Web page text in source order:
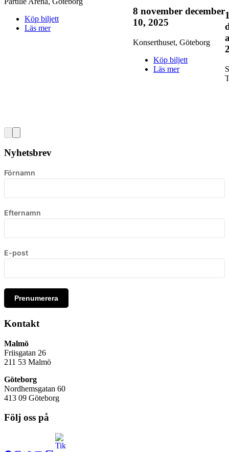
Köp biljett
Läs mer
8 november december
10, 2025
Konserthuset, Göteborg
Köp biljett
Läs mer
Nyhetsbrev
Förnamn
Efternamn
E-post
Prenumerera
Kontakt
Malmö
Friisgatan 26
211 53 Malmö
Göteborg
Nordhemsgatan 60
413 09 Göteborg
Följ oss på